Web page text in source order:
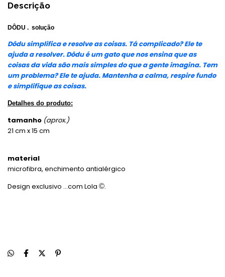
Descrição
DÔDU . solução
Dôdu simplifica e resolve as coisas. Tá complicado? Ele te
ajuda a resolver. Dôdu é um gato que nos ensina que as
coisas da vida são mais simples do que a gente imagina. Tem
um problema? Ele te ajuda. Mantenha a calma, respire fundo
e simplifique as coisas.
Detalhes do produto:
tamanho (aprox.)
21 cm x 15 cm
material
microfibra, enchimento antialérgico
Design exclusivo ...com Lola ©.